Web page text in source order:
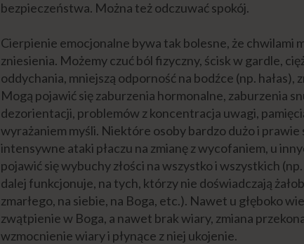
bezpieczeństwa. Można też odczuwać spokój.
Cierpienie emocjonalne bywa tak bolesne, że chwilami
zniesienia. Możemy czuć ból fizyczny, ścisk w gardle,
oddychania, mniejszą odporność na bodźce (np. hałas),
Mogą pojawić się zaburzenia hormonalne, zaburzenia
dezorientacji, problemów z koncentracja uwagi,
wyrażaniem myśli. Niektóre osoby bardzo dużo i prawie
intensywne ataki płaczu na zmianę z wycofaniem, u
pojawić się wybuchy złości na wszystko i wszystkich
dalej funkcjonuje, na tych, którzy nie doświadczają
zmarłego, na siebie, na Boga, etc.). Nawet u głęboko
zwątpienie w Boga, a nawet brak wiary, zmiana
wzmocnienie wiary i płynące z niej ukojenie.